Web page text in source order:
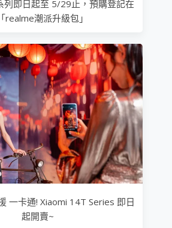
列即日起至 5/29止，預購登記在
realme潮派升級包」
一卡通! Xiaomi 14T Series 即日
起開賣~